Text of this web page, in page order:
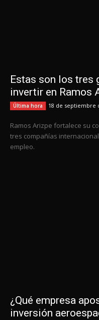
Estas son los tres
invertir en Ramos
Última hora 18 de septiembre
Ramos Arizpe fortalece su
tres compañías
empleo.
¿Qué empresa
inversión